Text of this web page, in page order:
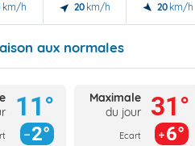
km/h 20 km/h 20 km/h
aux normales
11°
2°
Maximale
du jour
Ecart
31°
6°